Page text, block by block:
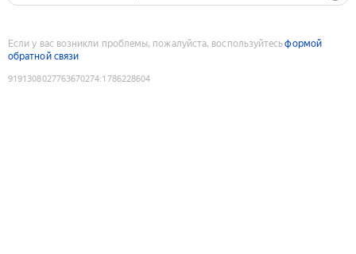
Если у вас возникли проблемы, пожалуйста, воспользуйтесьформой
обратной связи
9191308027763670274:1786228604